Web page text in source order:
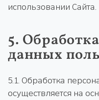
использовании Сайта.
5.
данных
5.1. Обработка
осуществляется на